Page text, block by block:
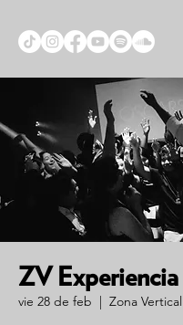
ZV
vie 28 de feb
  |
Zona Vertical